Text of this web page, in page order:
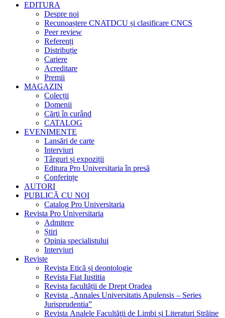
EDITURA
Despre noi
Recunoaștere CNATDCU și clasificare CNCS
Peer review
Referenți
Distribuție
Cariere
Acreditare
Premii
MAGAZIN
Colecții
Domenii
Cărţi în curând
CATALOG
EVENIMENTE
Lansări de carte
Interviuri
Târguri și expoziții
Editura Pro Universitaria în presă
Conferințe
AUTORI
PUBLICĂ CU NOI
Catalog Pro Universitaria
Revista Pro Universitaria
Admitere
Știri
Opinia specialistului
Interviuri
Reviste
Revista Etică și deontologie
Revista Fiat Iustitia
Revista facultății de Drept Oradea
Revista „Annales Universitatis Apulensis – Series
Jurisprudentia”
Revista Analele Facultăţii de Limbi și Literaturi Străine